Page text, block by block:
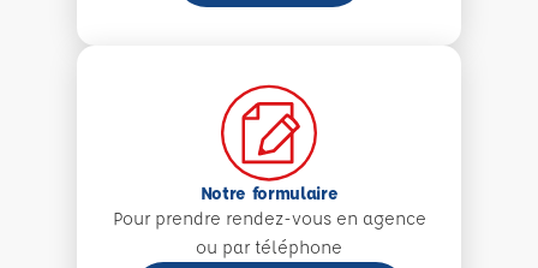
Notre formulaire
Pour prendre rendez-vous en agence
ou par téléphone